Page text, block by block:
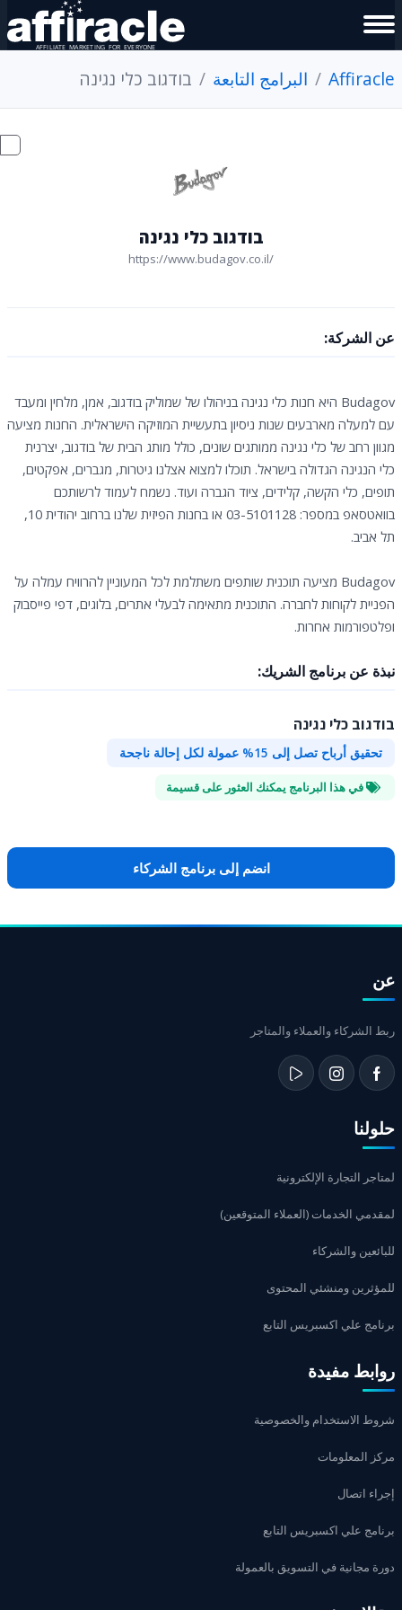
Affiracle البرامج التابعة בודגוב כלי נגינה
בודגוב כלי נגינה
https://www.budagov.co.il/
عن الشركة:
Budagov היא חנות כלי נגינה בניהולו של שמוליק בודגוב, אמן, מלחין ומעבד
עם למעלה מארבעים שנות ניסיון בתעשיית המוזיקה הישראלית. החנות מציעה
מגוון רחב של כלי נגינה ממותגים שונים, כולל מותג הבית של בודגוב, יצרנית
כלי הנגינה הגדולה בישראל. תוכלו למצוא אצלנו גיטרות, מגברים, אפקטים,
תופים, כלי הקשה, קלידים, ציוד הגברה ועוד. נשמח לעמוד לרשותכם
בוואטסאפ במספר: 03-5101128 או בחנות הפיזית שלנו ברחוב יהודית 10,
תל אביב.
Budagov מציעה תוכנית שותפים משתלמת לכל המעוניין להרוויח עמלה על
הפניית לקוחות לחברה. התוכנית מתאימה לבעלי אתרים, בלוגים, דפי פייסבוק
ופלטפורמות אחרות.
نبذة عن برنامج الشريك:
בודגוב כלי נגינה
تحقيق أرباح تصل إلى 15% عمولة لكل إحالة ناجحة
في هذا البرنامج يمكنك العثور على قسيمة
انضم إلى برنامج الشركاء
عن
ربط الشركاء والعملاء والمتاجر
حلولنا
لمتاجر التجارة الإلكترونية
لمقدمي الخدمات (العملاء المتوقعين)
للبائعين والشركاء
للمؤثرين ومنشئي المحتوى
برنامج علي اكسبريس التابع
روابط مفيدة
شروط الاستخدام والخصوصية
مركز المعلومات
إجراء اتصال
برنامج علي اكسبريس التابع
دورة مجانية في التسويق بالعمولة